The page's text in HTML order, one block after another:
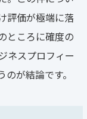
評価が極端に落
ところに確度の
ネスプロフィー
が結論です。